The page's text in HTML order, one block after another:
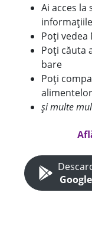
Ai acces la
Poți
Poți căuta
bare
Poți
alimentelor
și multe